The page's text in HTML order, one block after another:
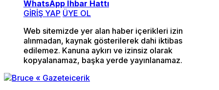
WhatsApp İhbar Hattı
GİRİŞ YAP ÜYE OL
Web sitemizde yer alan haber içerikleri izin
alınmadan, kaynak gösterilerek dahi iktibas
edilemez. Kanuna aykırı ve izinsiz olarak
kopyalanamaz, başka yerde yayınlanamaz.